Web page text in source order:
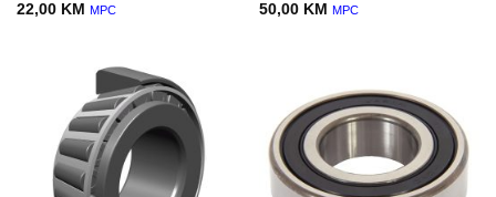
22,00 KM MPC
50,00 KM MPC